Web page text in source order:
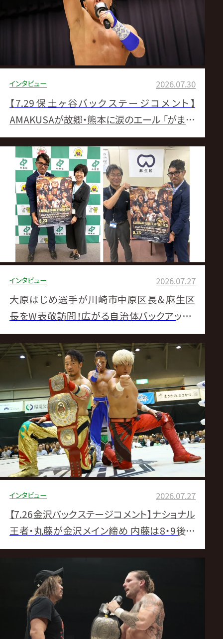
インタビュー 2026.07.30
【7.29保土ヶ谷バックステージコメント】
AMAKUSAが故郷・熊本に涙のエール 「がまだ
せ! 熊本!」▼ナショナル前哨戦第1RはKENTA
に軍配 丸藤に「変なAI動画作るんじゃなく
て…」▼Hi69が“仕切り直し”でGHCジュニア
タッグ挑戦表明 アレハ&ベインも即諾▼GHC
ヘビー初挑戦控える内藤がクレイジーとの遭
遇満喫 BUSHIは「GHC200」に興味
インタビュー 2026.07.27
大原はじめ選手が川崎市中原区長＆麻生区
長をW表敬訪問！広がる自治体バックアップ、
川崎大会への協力呼びかけ！【毎夏恒例の
8.23カルッツかわさき大会開催！】
インタビュー 2026.07.27
【7.26金沢バックステージコメント】ナショナル
王者・丸藤が金沢メイン締め 内藤は8・9後楽
園へ「大合唱」予告▼GHCジュニア戦へカイ先
制「四角に囲まれたテーマパークでもっと遊ぼ
う、ねえ?Eitaさん」▼KENTAナショナル戦へ始
動 「ヒデオ・イタミの遺品」で小田嶋狩り▼清
宮の“第1試合から出直し”スタート▼馳前知
事&武藤登場